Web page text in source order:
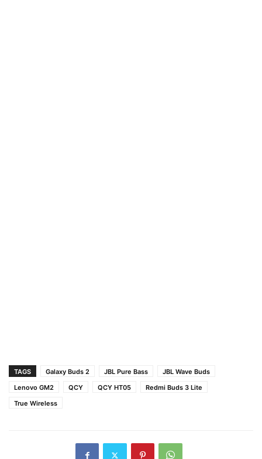
TAGS Galaxy Buds 2 JBL Pure Bass
JBL Wave Buds
Lenovo GM2
QCY QCY HT05
Redmi Buds 3 Lite
True Wireless